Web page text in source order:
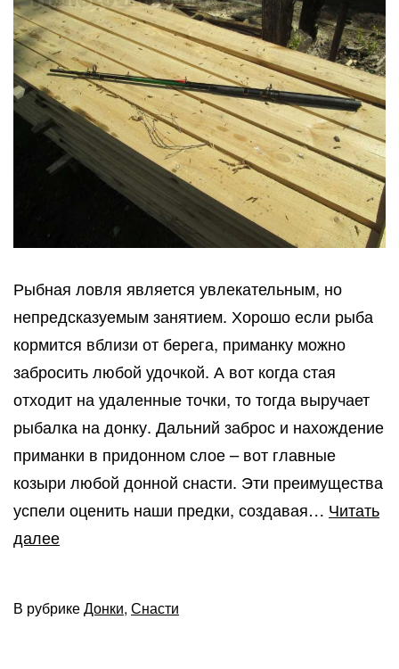
Рыбная ловля является увлекательным, но
непредсказуемым занятием. Хорошо если рыба
кормится вблизи от берега, приманку можно
забросить любой удочкой. А вот когда стая
отходит на удаленные точки, то тогда выручает
рыбалка на донку. Дальний заброс и нахождение
приманки в придонном слое – вот главные
козыри любой донной снасти. Эти преимущества
успели оценить наши предки, создавая… Читать
далееСпецифика рыбалки
донки
В рубрикеДонки, Снасти